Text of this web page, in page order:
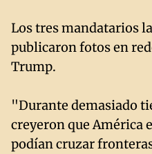
Los tres mandatarios
publicaron fotos en
Trump.
"Durante demasiado
creyeron que América
podían cruzar